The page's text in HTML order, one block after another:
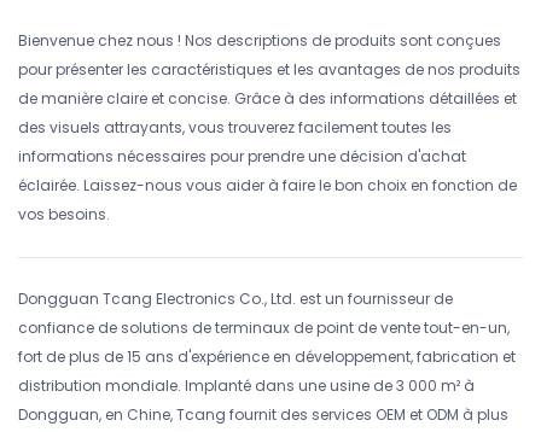
Bienvenue chez nous ! Nos descriptions de produits sont conçues
pour présenter les caractéristiques et les avantages de nos produits
de manière claire et concise. Grâce à des informations détaillées et
des visuels attrayants, vous trouverez facilement toutes les
informations nécessaires pour prendre une décision d'achat
éclairée. Laissez-nous vous aider à faire le bon choix en fonction de
vos besoins.
Dongguan Tcang Electronics Co., Ltd. est un fournisseur de
confiance de solutions de terminaux de point de vente tout-en-un,
fort de plus de 15 ans d'expérience en développement, fabrication et
distribution mondiale. Implanté dans une usine de 3 000 m² à
Dongguan, en Chine, Tcang fournit des services OEM et ODM à plus